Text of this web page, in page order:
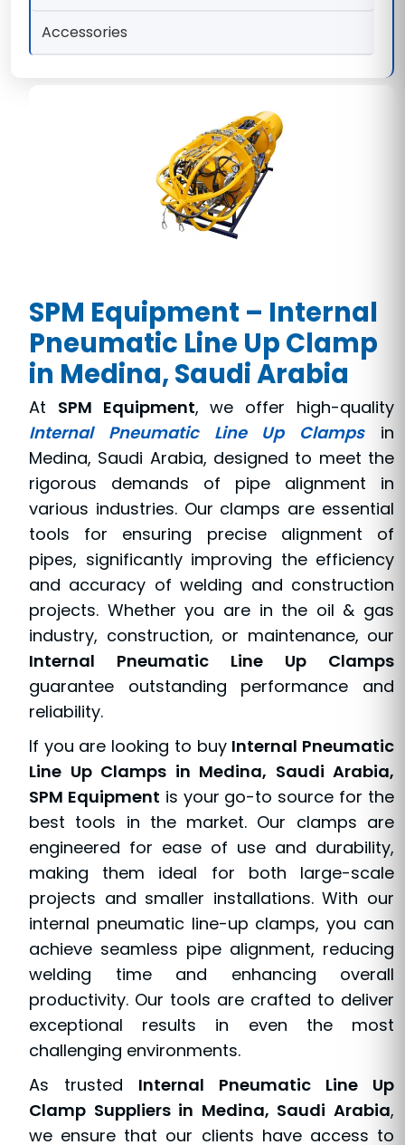
Accessories
SPM Equipment – Internal
Pneumatic Line Up Clamp
in Medina, Saudi Arabia
At SPM Equipment, we offer high-quality
Internal Pneumatic Line Up Clampsin
Medina, Saudi Arabia, designed to meet the
rigorous demands of pipe alignment in
various industries. Our clamps are essential
tools for ensuring precise alignment of
pipes, significantly improving the efficiency
and accuracy of welding and construction
projects. Whether you are in the oil & gas
industry, construction, or maintenance, our
Internal Pneumatic Line Up Clamps
guarantee outstanding performance and
reliability.
If you are looking to buy Internal Pneumatic
Line Up Clamps in Medina, Saudi Arabia,
SPM Equipment is your go-to source for the
best tools in the market. Our clamps are
engineered for ease of use and durability,
making them ideal for both large-scale
projects and smaller installations. With our
internal pneumatic line-up clamps, you can
achieve seamless pipe alignment, reducing
welding time and enhancing overall
productivity. Our tools are crafted to deliver
exceptional results in even the most
challenging environments.
As trusted Internal Pneumatic Line Up
Clamp Suppliers in Medina, Saudi Arabia,
we ensure that our clients have access to